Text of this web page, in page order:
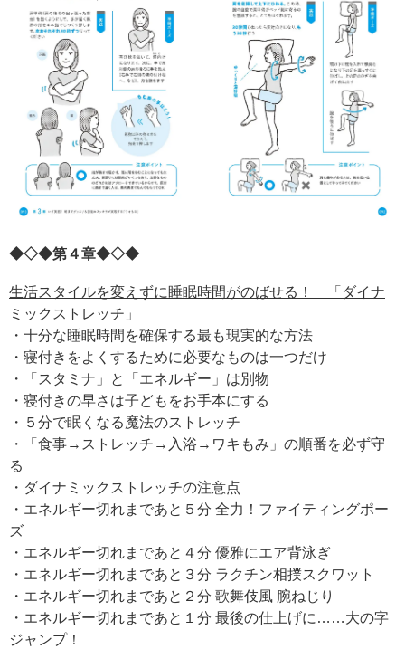
◆◇◆第４章◆◇◆
生活スタイルを変えずに睡眠時間がのばせる！ 「ダイナ
ミックストレッチ」
・十分な睡眠時間を確保する最も現実的な方法
・寝付きをよくするために必要なものは一つだけ
・「スタミナ」と「エネルギー」は別物
・寝付きの早さは子どもをお手本にする
・５分で眠くなる魔法のストレッチ
・「食事→ストレッチ→入浴→ワキもみ」の順番を必ず守
る
・ダイナミックストレッチの注意点
・エネルギー切れまであと５分 全力！ファイティングポー
ズ
・エネルギー切れまであと４分 優雅にエア背泳ぎ
・エネルギー切れまであと３分 ラクチン相撲スクワット
・エネルギー切れまであと２分 歌舞伎風 腕ねじり
・エネルギー切れまであと１分 最後の仕上げに……大の字
ジャンプ！